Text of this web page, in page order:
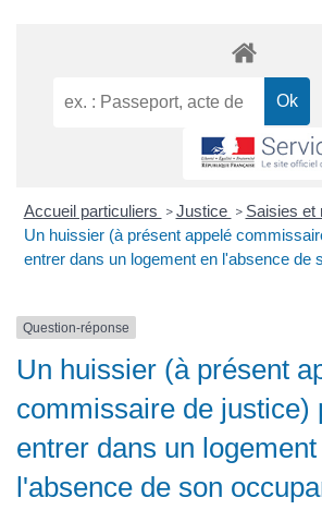
Accueil particuliers > Justice > Saisies et
Un huissier (à présent appelé
entrer dans un logement en l'absence de
Question-réponse
Un huissier (à présent
commissaire de justice)
entrer dans un logement
l'absence de son